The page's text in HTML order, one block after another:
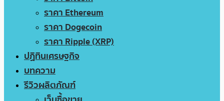
ราคา Ethereum
ราคา Dogecoin
ราคา Ripple (XRP)
ปฏิทินเศรษฐกิจ
บทความ
รีวิวผลิตภัณฑ์